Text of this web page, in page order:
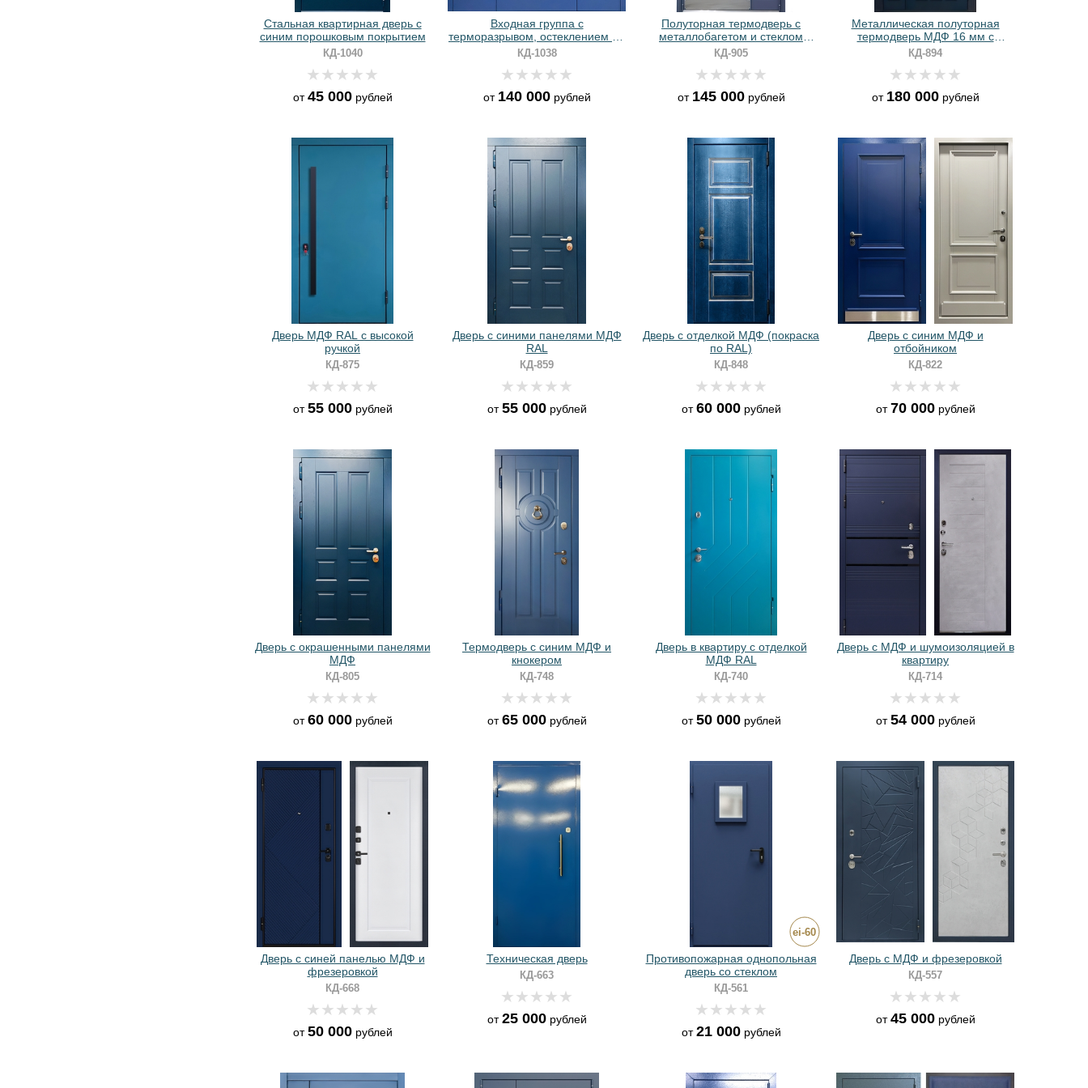
Стальная квартирная дверь с
синим порошковым покрытием
КД-1040
от45 000рублей
Входная группа с
терморазрывом, остеклением по
бокам и отделкой из синих
панелей МДФ
КД-1038
от 140 000рублей
Полуторная термодверь с
металлобагетом и стеклом
(кнокер + отбойник)
КД-905
от 145 000рублей
Металлическая полуторная
термодверь МДФ 16 мм с
остекленной фрамугой
КД-894
от 180 000рублей
Дверь МДФ RAL с высокой
ручкой
КД-875
от55 000рублей
Дверь с синими панелями МДФ
RAL
КД-859
от55 000рублей
Дверь с отделкой МДФ (покраска
по RAL)
КД-848
от60 000рублей
Дверь с синим МДФ и
отбойником
КД-822
от70 000рублей
Дверь с окрашенными панелями
МДФ
КД-805
от60 000рублей
Термодверь с синим МДФ и
кнокером
КД-748
от65 000рублей
Дверь в квартиру с отделкой
МДФ RAL
КД-740
от50 000рублей
Дверь с МДФ и шумоизоляцией в
квартиру
КД-714
от54 000рублей
Дверь с синей панелью МДФ и
фрезеровкой
КД-668
от50 000рублей
Техническая дверь
КД-663
от25 000рублей
Противопожарная однопольная
дверь со стеклом
КД-561
от21 000рублей
Дверь с МДФ и фрезеровкой
КД-557
от45 000рублей